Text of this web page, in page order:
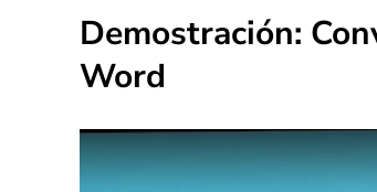
Demostración:
Word